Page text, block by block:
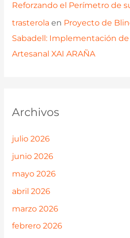
Reforzando el Perímetro de
trasterola en Proyecto de
Sabadell: Implementación de
Artesanal XAI ARAÑA
Archivos
julio 2026
junio 2026
mayo 2026
abril 2026
marzo 2026
febrero 2026